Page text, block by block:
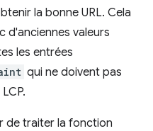
la bonne URL. Cela
d'anciennes valeurs
les entrées
qui ne doivent pas
de traiter la fonction